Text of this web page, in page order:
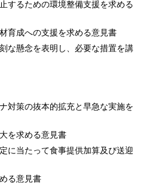
するための環境整備支援を求める
育成への支援を求める意見書
な懸念を表明し、必要な措置を講
対策の抜本的拡充と早急な実施を
を求める意見書
に当たって食事提供加算及び送迎
る意見書